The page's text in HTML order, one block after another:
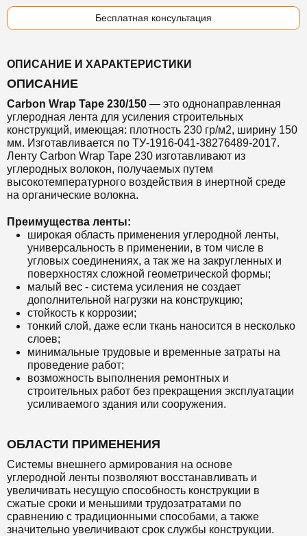
Бесплатная консультация
ОПИСАНИЕ И ХАРАКТЕРИСТИКИ
ОПИСАНИЕ
Carbon Wrap Tape 230/150 — это однонаправленная
углеродная лента для усиления строительных
конструкций, имеющая: плотность 230 гр/м2, ширину 150
мм. Изготавливается по ТУ-1916-041-38276489-2017.
Ленту Carbon Wrap Tape 230 изготавливают из
углеродных волокон, получаемых путем
высокотемпературного воздействия в инертной среде
на органические волокна.
Преимущества ленты:
широкая область применения углеродной ленты,
универсальность в применении, в том числе в
угловых соединениях, а так же на закругленных и
поверхностях сложной геометрической формы;
малый вес - система усиления не создает
дополнительной нагрузки на конструкцию;
стойкость к коррозии;
тонкий слой, даже если ткань наносится в несколько
слоев;
минимальные трудовые и временные затраты на
проведение работ;
возможность выполнения ремонтных и
строительных работ без прекращения эксплуатации
усиливаемого здания или сооружения.
ОБЛАСТИ ПРИМЕНЕНИЯ
Системы внешнего армирования на основе
углеродной ленты позволяют восстанавливать и
увеличивать несущую способность конструкции в
сжатые сроки и меньшими трудозатратами по
сравнению с традиционными способами, а также
значительно увеличивают срок службы конструкции.